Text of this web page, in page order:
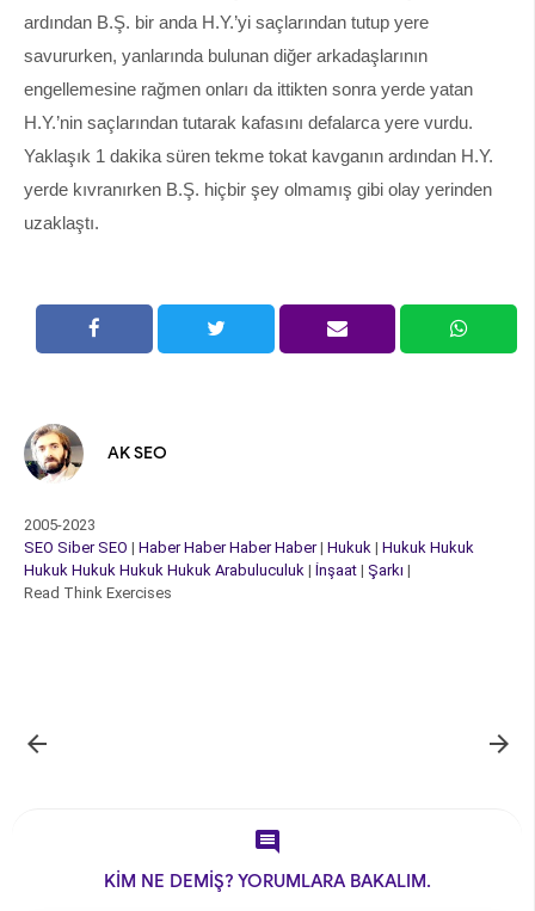
ardından B.Ş. bir anda H.Y.’yi saçlarından tutup yere
savururken, yanlarında bulunan diğer arkadaşlarının
engellemesine rağmen onları da ittikten sonra yerde yatan
H.Y.’nin saçlarından tutarak kafasını defalarca yere vurdu.
Yaklaşık 1 dakika süren tekme tokat kavganın ardından H.Y.
yerde kıvranırken B.Ş. hiçbir şey olmamış gibi olay yerinden
uzaklaştı.
AK SEO
2005-2023
SEO Siber SEO | Haber Haber Haber Haber| Hukuk | Hukuk Hukuk
Hukuk Hukuk Hukuk Hukuk Arabuluculuk | İnşaat | Şarkı |
Read Think Exercises
 

KİM NE DEMİŞ? YORUMLARA BAKALIM.